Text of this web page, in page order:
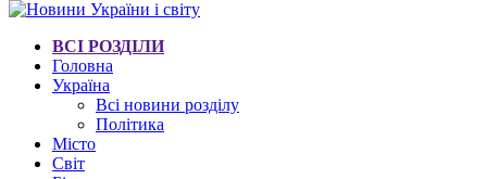
ВСІ РОЗДІЛИ
Головна
Україна
Всі новини розділу
Політика
Місто
Світ